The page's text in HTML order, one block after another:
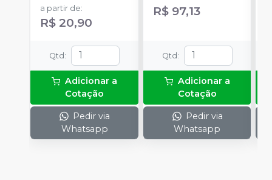
a partir de:
R$ 20,90
Qtd :
Adicionar a
Cotação
Pedir via
Whatsapp
R$ 97,13
Qtd :
Adicionar a
Cotação
Pedir via
Whatsapp